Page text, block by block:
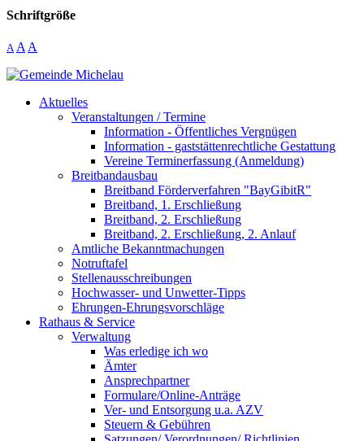
Schriftgröße
A A A
Aktuelles
Veranstaltungen / Termine
Information - Öffentliches Vergnügen
Information - gaststättenrechtliche Gestattung
Vereine Terminerfassung (Anmeldung)
Breitbandausbau
Breitband Förderverfahren "BayGibitR"
Breitband, 1. Erschließung
Breitband, 2. Erschließung
Breitband, 2. Erschließung, 2. Anlauf
Amtliche Bekanntmachungen
Notruftafel
Stellenausschreibungen
Hochwasser- und Unwetter-Tipps
Ehrungen-Ehrungsvorschläge
Rathaus & Service
Verwaltung
Was erledige ich wo
Ämter
Ansprechpartner
Formulare/Online-Anträge
Ver- und Entsorgung u.a. AZV
Steuern & Gebühren